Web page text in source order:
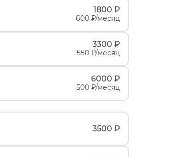
1800 ₽
600 ₽/месяц
3300 ₽
550 ₽/месяц
6000 ₽
500 ₽/месяц
3500 ₽